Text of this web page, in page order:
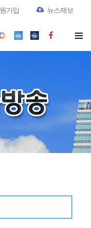
가입 뉴스제보